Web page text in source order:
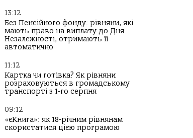
13:12
Без Пенсійного фонду: рівняни, які
мають право на виплату до Дня
Незалежності, отримають її
автоматично
11:12
Картка чи готівка? Як рівняни
розраховуються в громадському
транспорті з 1-го серпня
09:12
«єКнига»: як 18-річним рівнянам
скористатися цією програмою